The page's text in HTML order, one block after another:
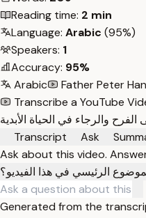
Reading time: 2 min
Language: Arabic (95%)
Speakers: 1
Accuracy: 95%
Arabic
Father Peter
Transcribe a YouTube
Transcript
Ask
Ask about this video.
الرئيسي في هذا الفيديو؟
Generated from the